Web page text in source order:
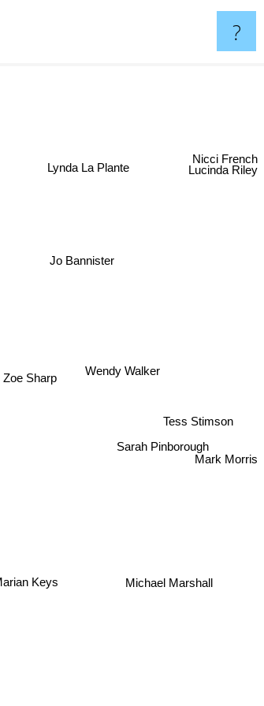
?
Marian Keys
Zoe Sharp
Wendy Walker
Lynda La Plante
Michael Marshall
Mark Morris
Tess Stimson
Lucinda Riley
Nicci French